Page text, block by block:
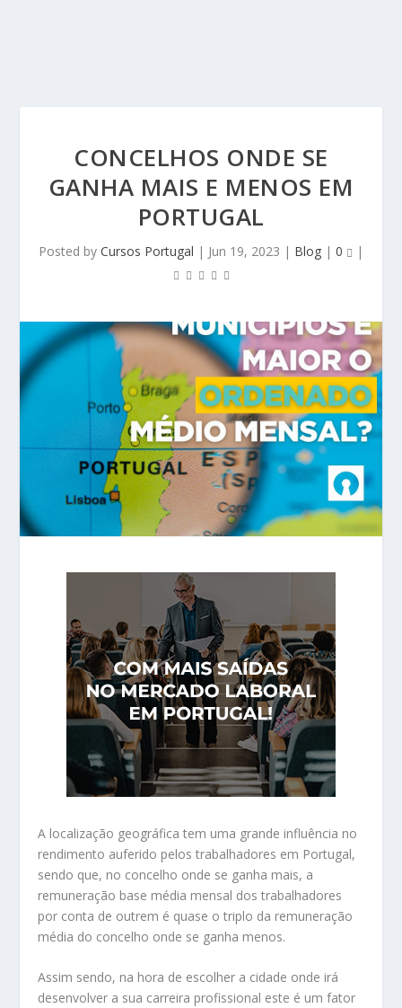
CONCELHOS ONDE SE
GANHA MAIS E MENOS EM
PORTUGAL
Posted by Cursos Portugal | Jun 19, 2023 | Blog | 0 |
A localização geográfica tem uma grande influência no
rendimento auferido pelos trabalhadores em Portugal,
sendo que, no concelho onde se ganha mais, a
remuneração base média mensal dos trabalhadores
por conta de outrem é quase o triplo da remuneração
média do concelho onde se ganha menos.
Assim sendo, na hora de escolher a cidade onde irá
desenvolver a sua carreira profissional este é um fator